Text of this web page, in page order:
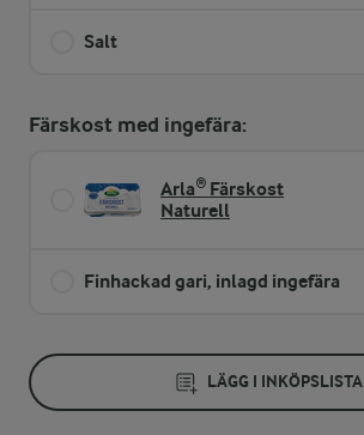
Salt
Färskost med ingefära:
Arla® Färskost
Naturell
Finhackad gari, inlagd ingefära
LÄGG I INKÖPSLISTA